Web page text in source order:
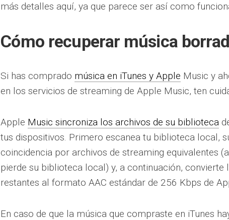
más detalles aquí, ya que parece ser así como
Cómo recuperar música
Si has comprado música en iTunes y Apple Music y
en los servicios de streaming de Apple Music, ten
Apple Music sincroniza los archivos de su biblioteca
tus dispositivos. Primero escanea tu biblioteca local,
coincidencia por archivos de streaming equivalentes
pierde su biblioteca local) y, a continuación, convierte
restantes al formato AAC estándar de 256 Kbps de
En caso de que la música que compraste en iTunes